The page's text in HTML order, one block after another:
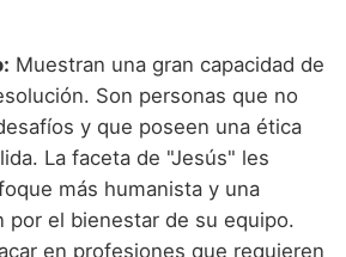
Muestran una gran capacidad de
Son personas que no
y que poseen una ética
La faceta de "Jesús" les
más humanista y una
por el bienestar de su equipo.
en profesiones que requieren